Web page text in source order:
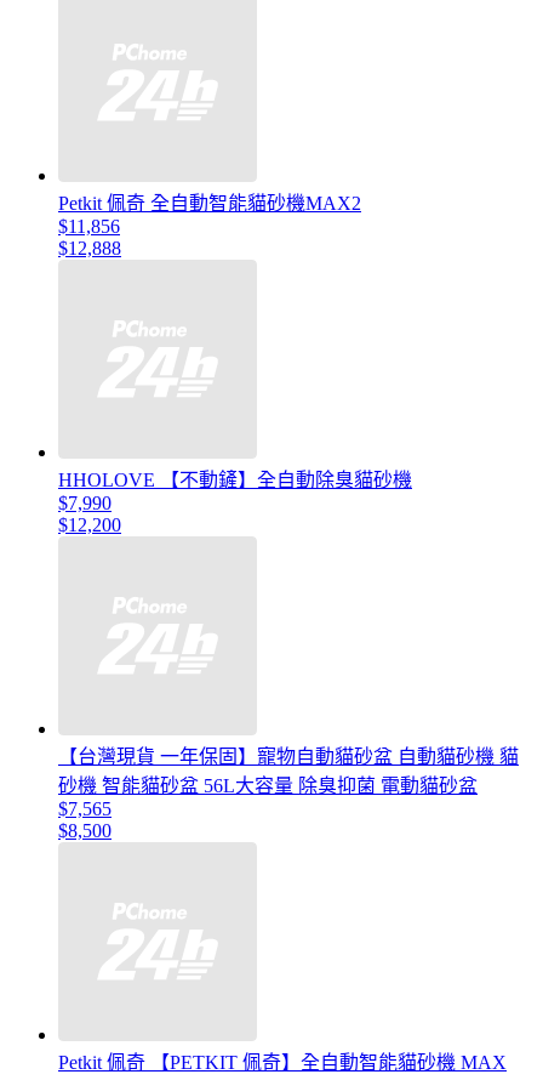
Petkit 佩奇 全自動智能貓砂機MAX2
$11,856
$12,888
HHOLOVE 【不動鏟】全自動除臭貓砂機
$7,990
$12,200
【台灣現貨 一年保固】寵物自動貓砂盆 自動貓砂機 貓
砂機 智能貓砂盆 56L大容量 除臭抑菌 電動貓砂盆
$7,565
$8,500
Petkit 佩奇 【PETKIT 佩奇】全自動智能貓砂機 MAX